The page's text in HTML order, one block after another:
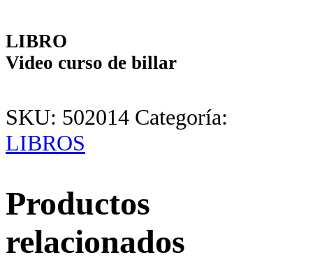
LIBRO
Video curso de billar
SKU: 502014 Categoría:
LIBROS
Productos
relacionados